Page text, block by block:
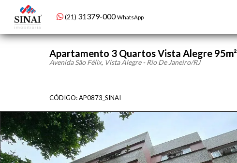
(21) 98479-1934WhatsApp setor de condomínios
Apartamento 3 Quartos Vista Alegre 95m²
Avenida São Félix, Vista Alegre - Rio De Janeiro/RJ
CÓDIGO: AP0873_SINAI